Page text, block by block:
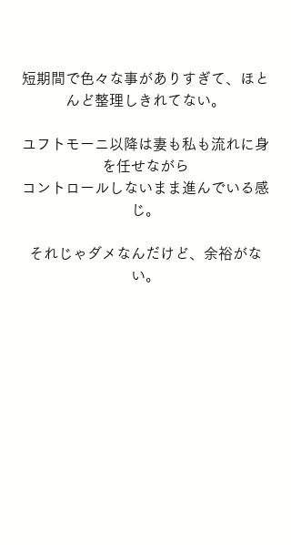
短期間で色々な事がありすぎて、ほと
んど整理しきれてない。
ユフトモーニ以降は妻も私も流れに身
を任せながら
コントロールしないまま進んでいる感
じ。
それじゃダメなんだけど、余裕がな
い。